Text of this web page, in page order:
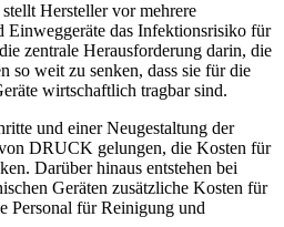
Hersteller vor mehrere
Einweggeräte das Infektionsrisiko für
zentrale Herausforderung darin, die
so weit zu senken, dass sie für die
wirtschaftlich tragbar sind.
und einer Neugestaltung der
DRUCK gelungen, die Kosten für
Darüber hinaus entstehen bei
Geräten zusätzliche Kosten für
Personal für Reinigung und